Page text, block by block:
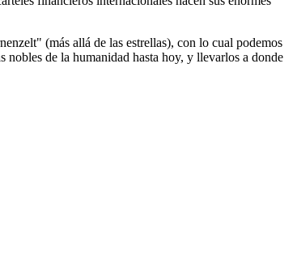
(más allá de las estrellas), con lo cual podemos
de la humanidad hasta hoy, y llevarlos a donde